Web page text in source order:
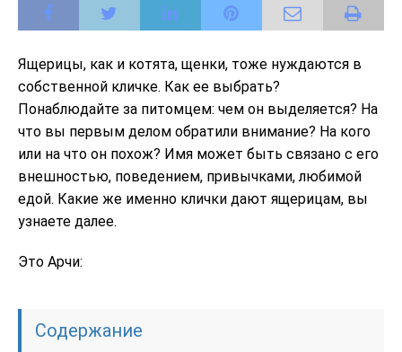
Ящерицы, как и котята, щенки, тоже нуждаются в
собственной кличке. Как ее выбрать?
Понаблюдайте за питомцем: чем он выделяется? На
что вы первым делом обратили внимание? На кого
или на что он похож? Имя может быть связано с его
внешностью, поведением, привычками, любимой
едой. Какие же именно клички дают ящерицам, вы
узнаете далее.
Это Арчи:
Содержание